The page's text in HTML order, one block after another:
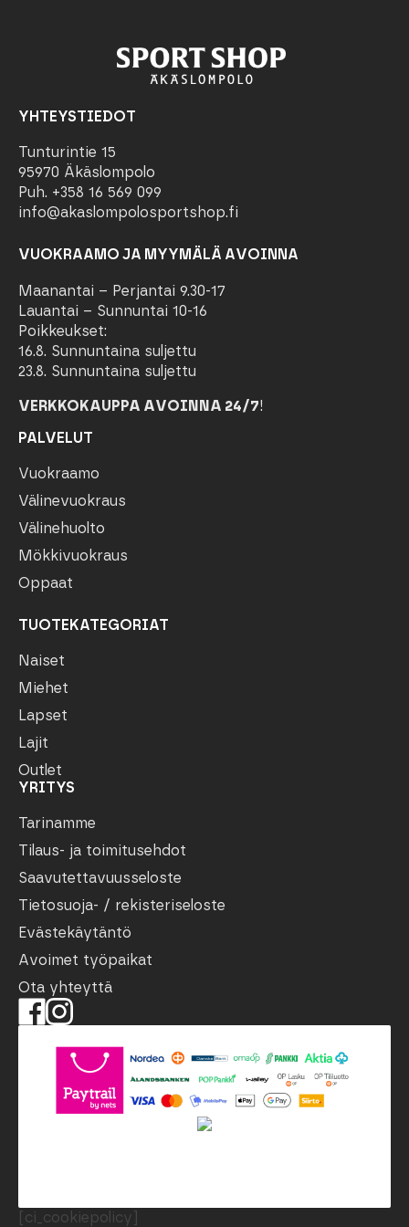
YHTEYSTIEDOT
Tunturintie 15
95970 Äkäslompolo
Puh. +358 16 569 099
info@akaslompolosportshop.fi
VUOKRAAMO JA MYYMÄLÄ AVOINNA
Maanantai – Perjantai 9.30-17
Lauantai – Sunnuntai 10-16
Poikkeukset:
16.8. Sunnuntaina suljettu
23.8. Sunnuntaina suljettu
VERKKOKAUPPA AVOINNA 24/7!
PALVELUT
Vuokraamo
Välinevuokraus
Välinehuolto
Mökkivuokraus
Oppaat
TUOTEKATEGORIAT
Naiset
Miehet
Lapset
Lajit
Outlet
YRITYS
Tarinamme
Tilaus- ja toimitusehdot
Saavutettavuusseloste
Tietosuoja- / rekisteriseloste
Evästekäytäntö
Avoimet työpaikat
Ota yhteyttä
[ci_cookiepolicy]